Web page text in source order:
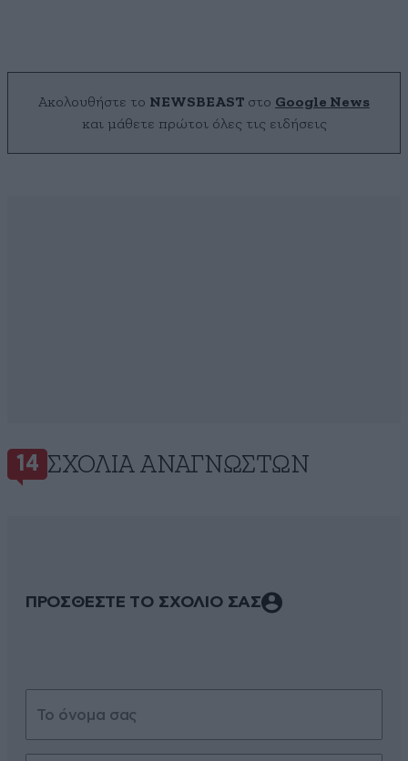
Ακολουθήστε το NEWSBEAST στο Google News
και μάθετε πρώτοι όλες τις ειδήσεις
14 ΣΧΌΛΙΑ ΑΝΑΓΝΩΣΤΏΝ
ΠΡΟΣΘΕΣΤΕ ΤΟ ΣΧΟΛΙΟ ΣΑΣ